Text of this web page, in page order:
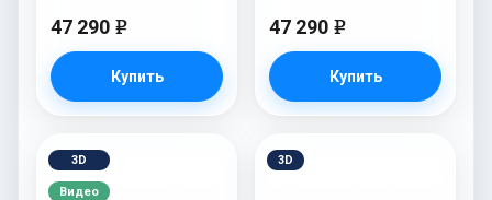
47 290 e
Купить
47 290 e
Купить
3D
Видео
3D